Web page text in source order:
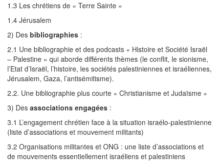
1.3 Les chrétiens de « Terre Sainte »
1.4 Jérusalem
2) Des bibliographies :
2.1 Une bibliographie et des podcasts « Histoire et Société Israël
– Palestine » qui aborde différents thèmes (le conflit, le sionisme,
l’Etat d’Israël, l’histoire, les sociétés palestiniennes et israéliennes,
Jérusalem, Gaza, l’antisémitisme).
2.2. Une bibliographie plus courte « Christianisme et Judaïsme »
3) Des associations engagées :
3.1 L’engagement chrétien face à la situation israélo-palestinienne
(liste d’associations et mouvement militants)
3.2 Organisations militantes et ONG : une liste d’associations et
de mouvements essentiellement israéliens et palestiniens